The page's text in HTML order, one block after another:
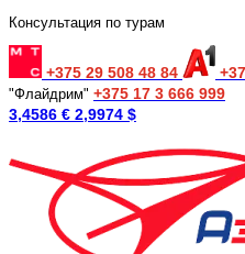
Консультация по турам
+375 29 508 48 84
"Флайдрим" +375 17 3 666 999
3,4586 € 2,9974 $